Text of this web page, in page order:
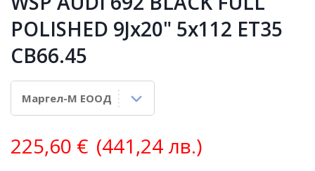
POLISHED 9Jx20" 5x112 ET35
CB66.45
225,60 € (441,24 лв.)